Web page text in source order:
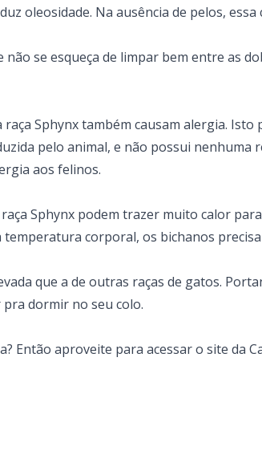
oleosidade. Na ausência de pelos, essa
se esqueça de limpar bem entre as
Sphynx também causam alergia. Isto
pelo animal, e não possui nenhuma
aos felinos.
Sphynx podem trazer muito calor
corporal, os bichanos
que a de outras raças de gatos.
dormir no seu colo.
Então aproveite para acessar o site da